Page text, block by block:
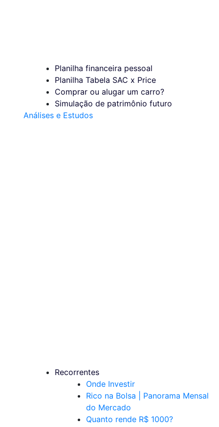
Planilha financeira pessoal
Planilha Tabela SAC x Price
Comprar ou alugar um carro?
Simulação de patrimônio futuro
Análises e Estudos
Recorrentes
Onde Investir
Rico na Bolsa | Panorama Mensal
do Mercado
Quanto rende R$ 1000?